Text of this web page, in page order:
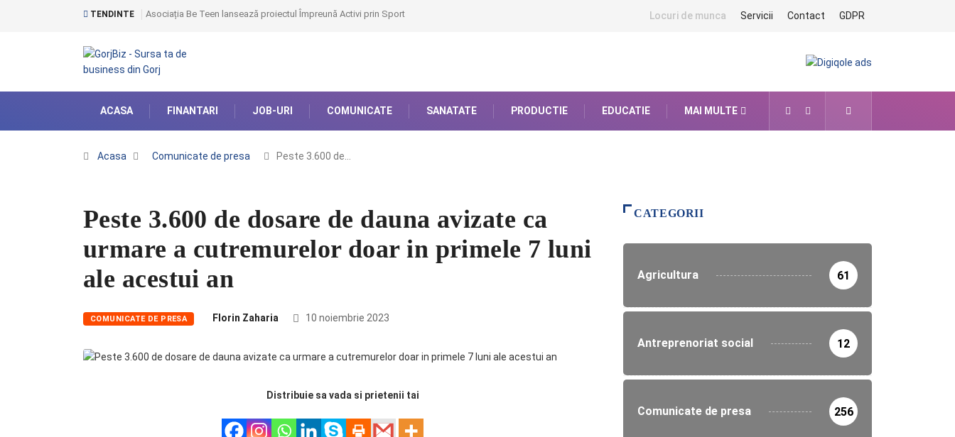
TENDINTE Asociația Be Teen lansează proiectul Împreună Activi prin Sport Locuri de munca Servicii Contact GDPR
ACASA FINANTARI JOB-URI COMUNICATE SANATATE PRODUCTIE EDUCATIE MAI MULTE
Acasa Comunicate de presa Peste 3.600 de…
Peste 3.600 de dosare de dauna avizate ca
urmare a cutremurelor doar in primele 7 luni
ale acestui an
COMUNICATE DE PRESA Florin Zaharia 10 noiembrie 2023
Distribuie sa vada si prietenii tai
CATEGORII
Agricultura 61
Antreprenoriat social 12
Comunicate de presa 256